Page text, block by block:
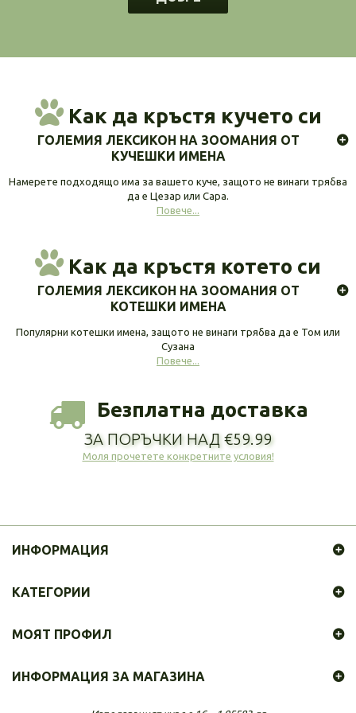
Как да кръстя кучето си
ГОЛЕМИЯ ЛЕКСИКОН НА ЗООМАНИЯ ОТ
КУЧЕШКИ ИМЕНА
Намерете подходящо има за вашето куче, защото не винаги трябва
да е Цезар или Сара.
Повече...
Как да кръстя котето си
ГОЛЕМИЯ ЛЕКСИКОН НА ЗООМАНИЯ ОТ
КОТЕШКИ ИМЕНА
Популярни котешки имена, защото не винаги трябва да е Том или
Сузана
Повече...
Безплатна доставка
ЗА ПОРЪЧКИ НАД €59.99
Моля прочетете конкретните условия!
ИНФОРМАЦИЯ
КАТЕГОРИИ
МОЯТ ПРОФИЛ
ИНФОРМАЦИЯ ЗА МАГАЗИНА